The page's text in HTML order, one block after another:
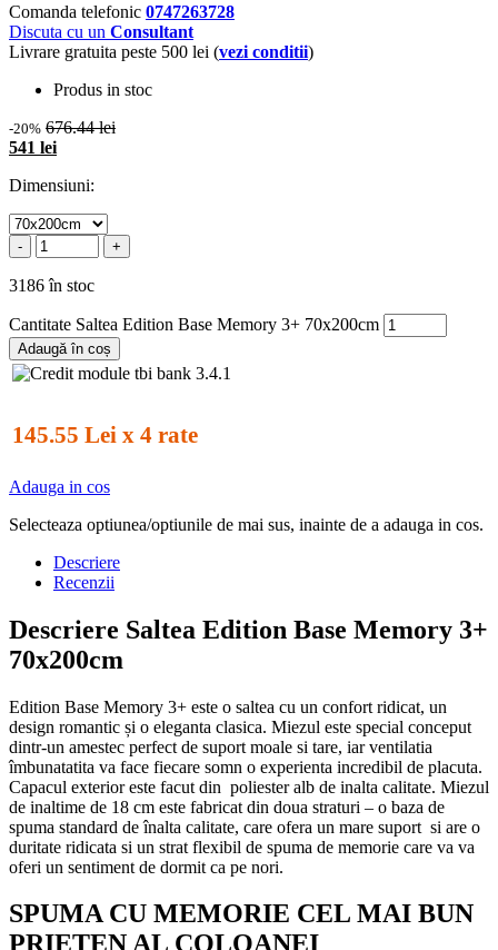
Comanda telefonic 0747263728
Discuta cu un Consultant
Livrare gratuita peste 500 lei (vezi conditii)
Produs in stoc
-20% 676.44 lei
541 lei
Dimensiuni:
- +
3186 în stoc
Cantitate Saltea Edition Base Memory 3+ 70x200cm
Adaugă în coș
145.55 Lei x 4 rate
Adauga in cos
Selecteaza optiunea/optiunile de mai sus, inainte de a adauga in cos.
Descriere
Recenzii
Descriere Saltea Edition Base Memory 3+
70x200cm
Edition Base Memory 3+ este o saltea cu un confort ridicat, un
design romantic și o eleganta clasica. Miezul este special conceput
dintr-un amestec perfect de suport moale si tare, iar ventilatia
îmbunatatita va face fiecare somn o experienta incredibil de placuta.
Capacul exterior este facut din poliester alb de inalta calitate. Miezul
de inaltime de 18 cm este fabricat din doua straturi – o baza de
spuma standard de înalta calitate, care ofera un mare suport si are o
duritate ridicata si un strat flexibil de spuma de memorie care va va
oferi un sentiment de dormit ca pe nori.
SPUMA CU MEMORIE CEL MAI BUN
PRIETEN AL COLOANEI